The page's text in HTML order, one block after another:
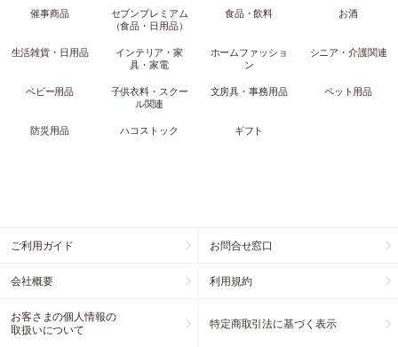
催事商品
セブンプレミアム
（食品・日用品）
食品・飲料 お酒
生活雑貨・日用品
インテリア・家
具・家電
ホームファッショ
ン
シニア・介護関連
ベビー用品
子供衣料・スクー
ル関連
文房具・事務用品 ペット用品
防災用品 ハコストック ギフト
ご利用ガイド お問合せ窓口
会社概要 利用規約
お客さまの個人情報の
取扱いについて
特定商取引法に基づく表示